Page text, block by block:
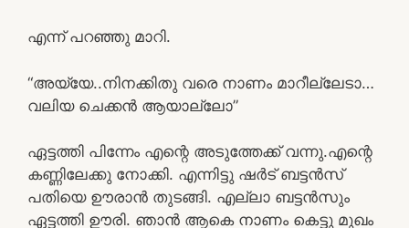
എന്ന് പറഞ്ഞു മാറി.
“അയ്യേ..നിനക്കിതു വരെ നാണം മാറീല്ലേടാ…
വലിയ ചെക്കൻ ആയാല്ലോ”
ഏട്ടത്തി പിന്നേം എന്റെ അടുത്തേക്ക് വന്നു.എന്റെ
കണ്ണിലേക്കു നോക്കി. എന്നിട്ടു ഷർട് ബട്ടൻസ്
പതിയെ ഊരാൻ തുടങ്ങി. എല്ലാ ബട്ടൻസും
ഏട്ടത്തി ഊരി. ഞാൻ ആകെ നാണം കെട്ടു മുഖം